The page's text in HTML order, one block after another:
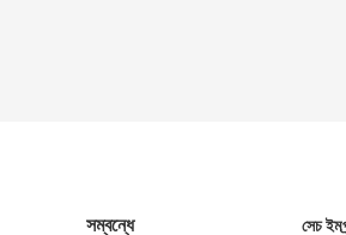
সম্বন্ধে সেচ